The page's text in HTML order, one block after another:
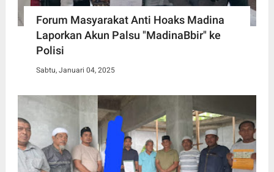
Forum Masyarakat Anti Hoaks Madina
Laporkan Akun Palsu "MadinaBbir" ke
Polisi
Sabtu, Januari 04, 2025